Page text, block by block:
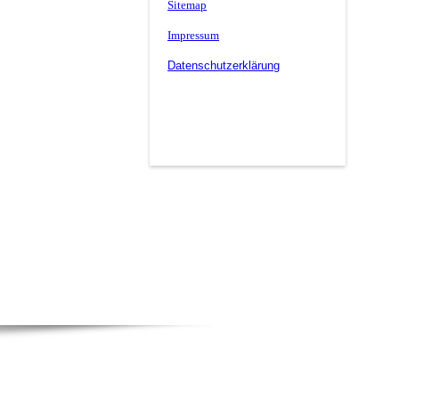
Sitemap
Impressum
Datenschutzerklärung